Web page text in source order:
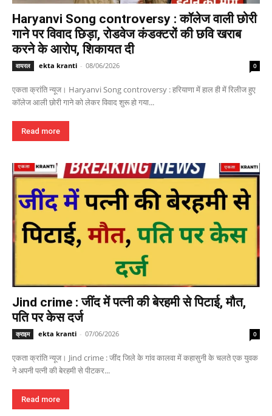
Haryanvi Song controversy : कॉलेज वाली छोरी
गाने पर विवाद छिड़ा, रोडवेज कंडक्टरों की छवि खराब
करने के आरोप, शिकायत दी
वायरल ekta kranti - 08/06/2026 0
एकता क्रांति न्यूज। Haryanvi Song controversy : हरियाणा में हाल ही में रिलीज हुए
कॉलेज आली छोरी गाने को लेकर विवाद शुरू हो गया...
Read more
Jind crime : जींद में पत्नी की बेरहमी से पिटाई, मौत,
पति पर केस दर्ज
क्राइम ekta kranti - 07/06/2026 0
एकता क्रांति न्यूज। Jind crime : जींद जिले के गांव कालवा में कहासुनी के चलते एक युवक
ने अपनी पत्नी की बेरहमी से पीटकर...
Read more